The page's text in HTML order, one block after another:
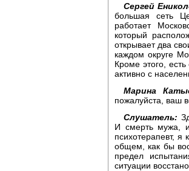
Сергей
большая сеть
работает
который
открывает два
каждом округе
Кроме этого,
активно с
Марина
пожалуйста, ваш
Слушатель:
И смерть мужа,
психотерапевт,
общем, как бы
предел
ситуации